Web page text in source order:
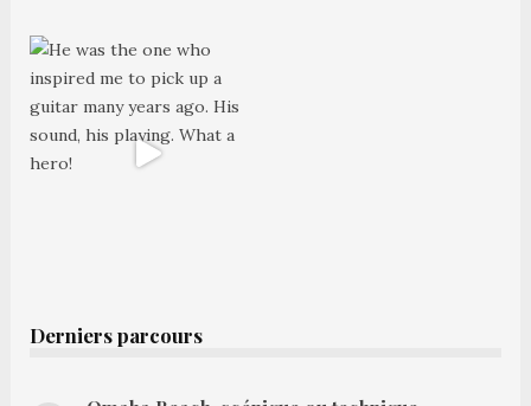
Derniers parcours